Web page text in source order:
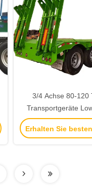
3/4 Achse 80-120
Transportgeräte
Anhänger
Gooseneck
Erhalten Sie